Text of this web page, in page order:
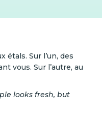
étals. Sur l’un, des
vous. Sur l’autre, au
looks fresh, but